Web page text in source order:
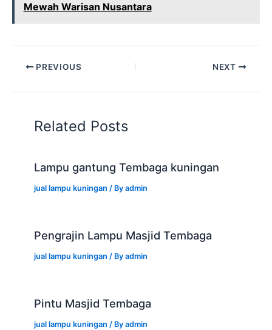
Mewah Warisan Nusantara
PREVIOUS NEXT
Related Posts
Lampu gantung Tembaga kuningan
jual lampu kuningan / Byadmin
Pengrajin Lampu Masjid Tembaga
jual lampu kuningan / Byadmin
Pintu Masjid Tembaga
jual lampu kuningan / Byadmin